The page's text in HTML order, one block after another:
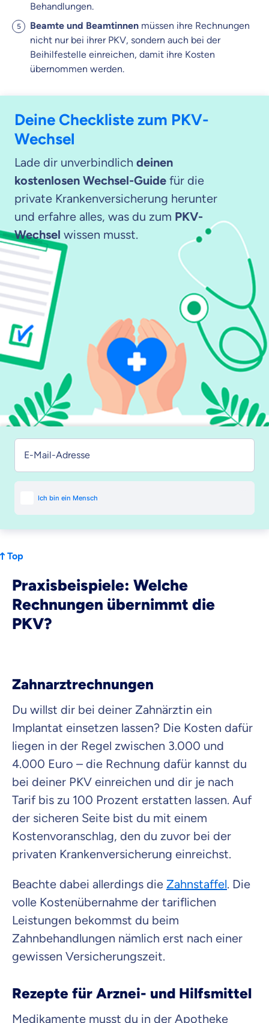
Behandlungen.
Beamte und Beamtinnen müssen ihre Rechnungen
nicht nur bei ihrer PKV, sondern auch bei der
Beihilfestelle einreichen, damit ihre Kosten
übernommen werden.
Deine Checkliste zum PKV-
Wechsel
Lade dir unverbindlich deinen
kostenlosen Wechsel-Guide für die
private Krankenversicherung herunter
und erfahre alles, was du zum PKV-
Wechsel wissen musst.
E-Mail-Adresse
Top
Praxisbeispiele: Welche
Rechnungen übernimmt die
PKV?
Zahnarztrechnungen
Du willst dir bei deiner Zahnärztin ein
Implantat einsetzen lassen? Die Kosten dafür
liegen in der Regel zwischen 3.000 und
4.000 Euro – die Rechnung dafür kannst du
bei deiner PKV einreichen und dir je nach
Tarif bis zu 100 Prozent erstatten lassen. Auf
der sicheren Seite bist du mit einem
Kostenvoranschlag, den du zuvor bei der
privaten Krankenversicherung einreichst.
Beachte dabei allerdings die Zahnstaffel. Die
volle Kostenübernahme der tariflichen
Leistungen bekommst du beim
Zahnbehandlungen nämlich erst nach einer
gewissen Versicherungszeit.
Rezepte für Arznei- und Hilfsmittel
Medikamente musst du in der Apotheke